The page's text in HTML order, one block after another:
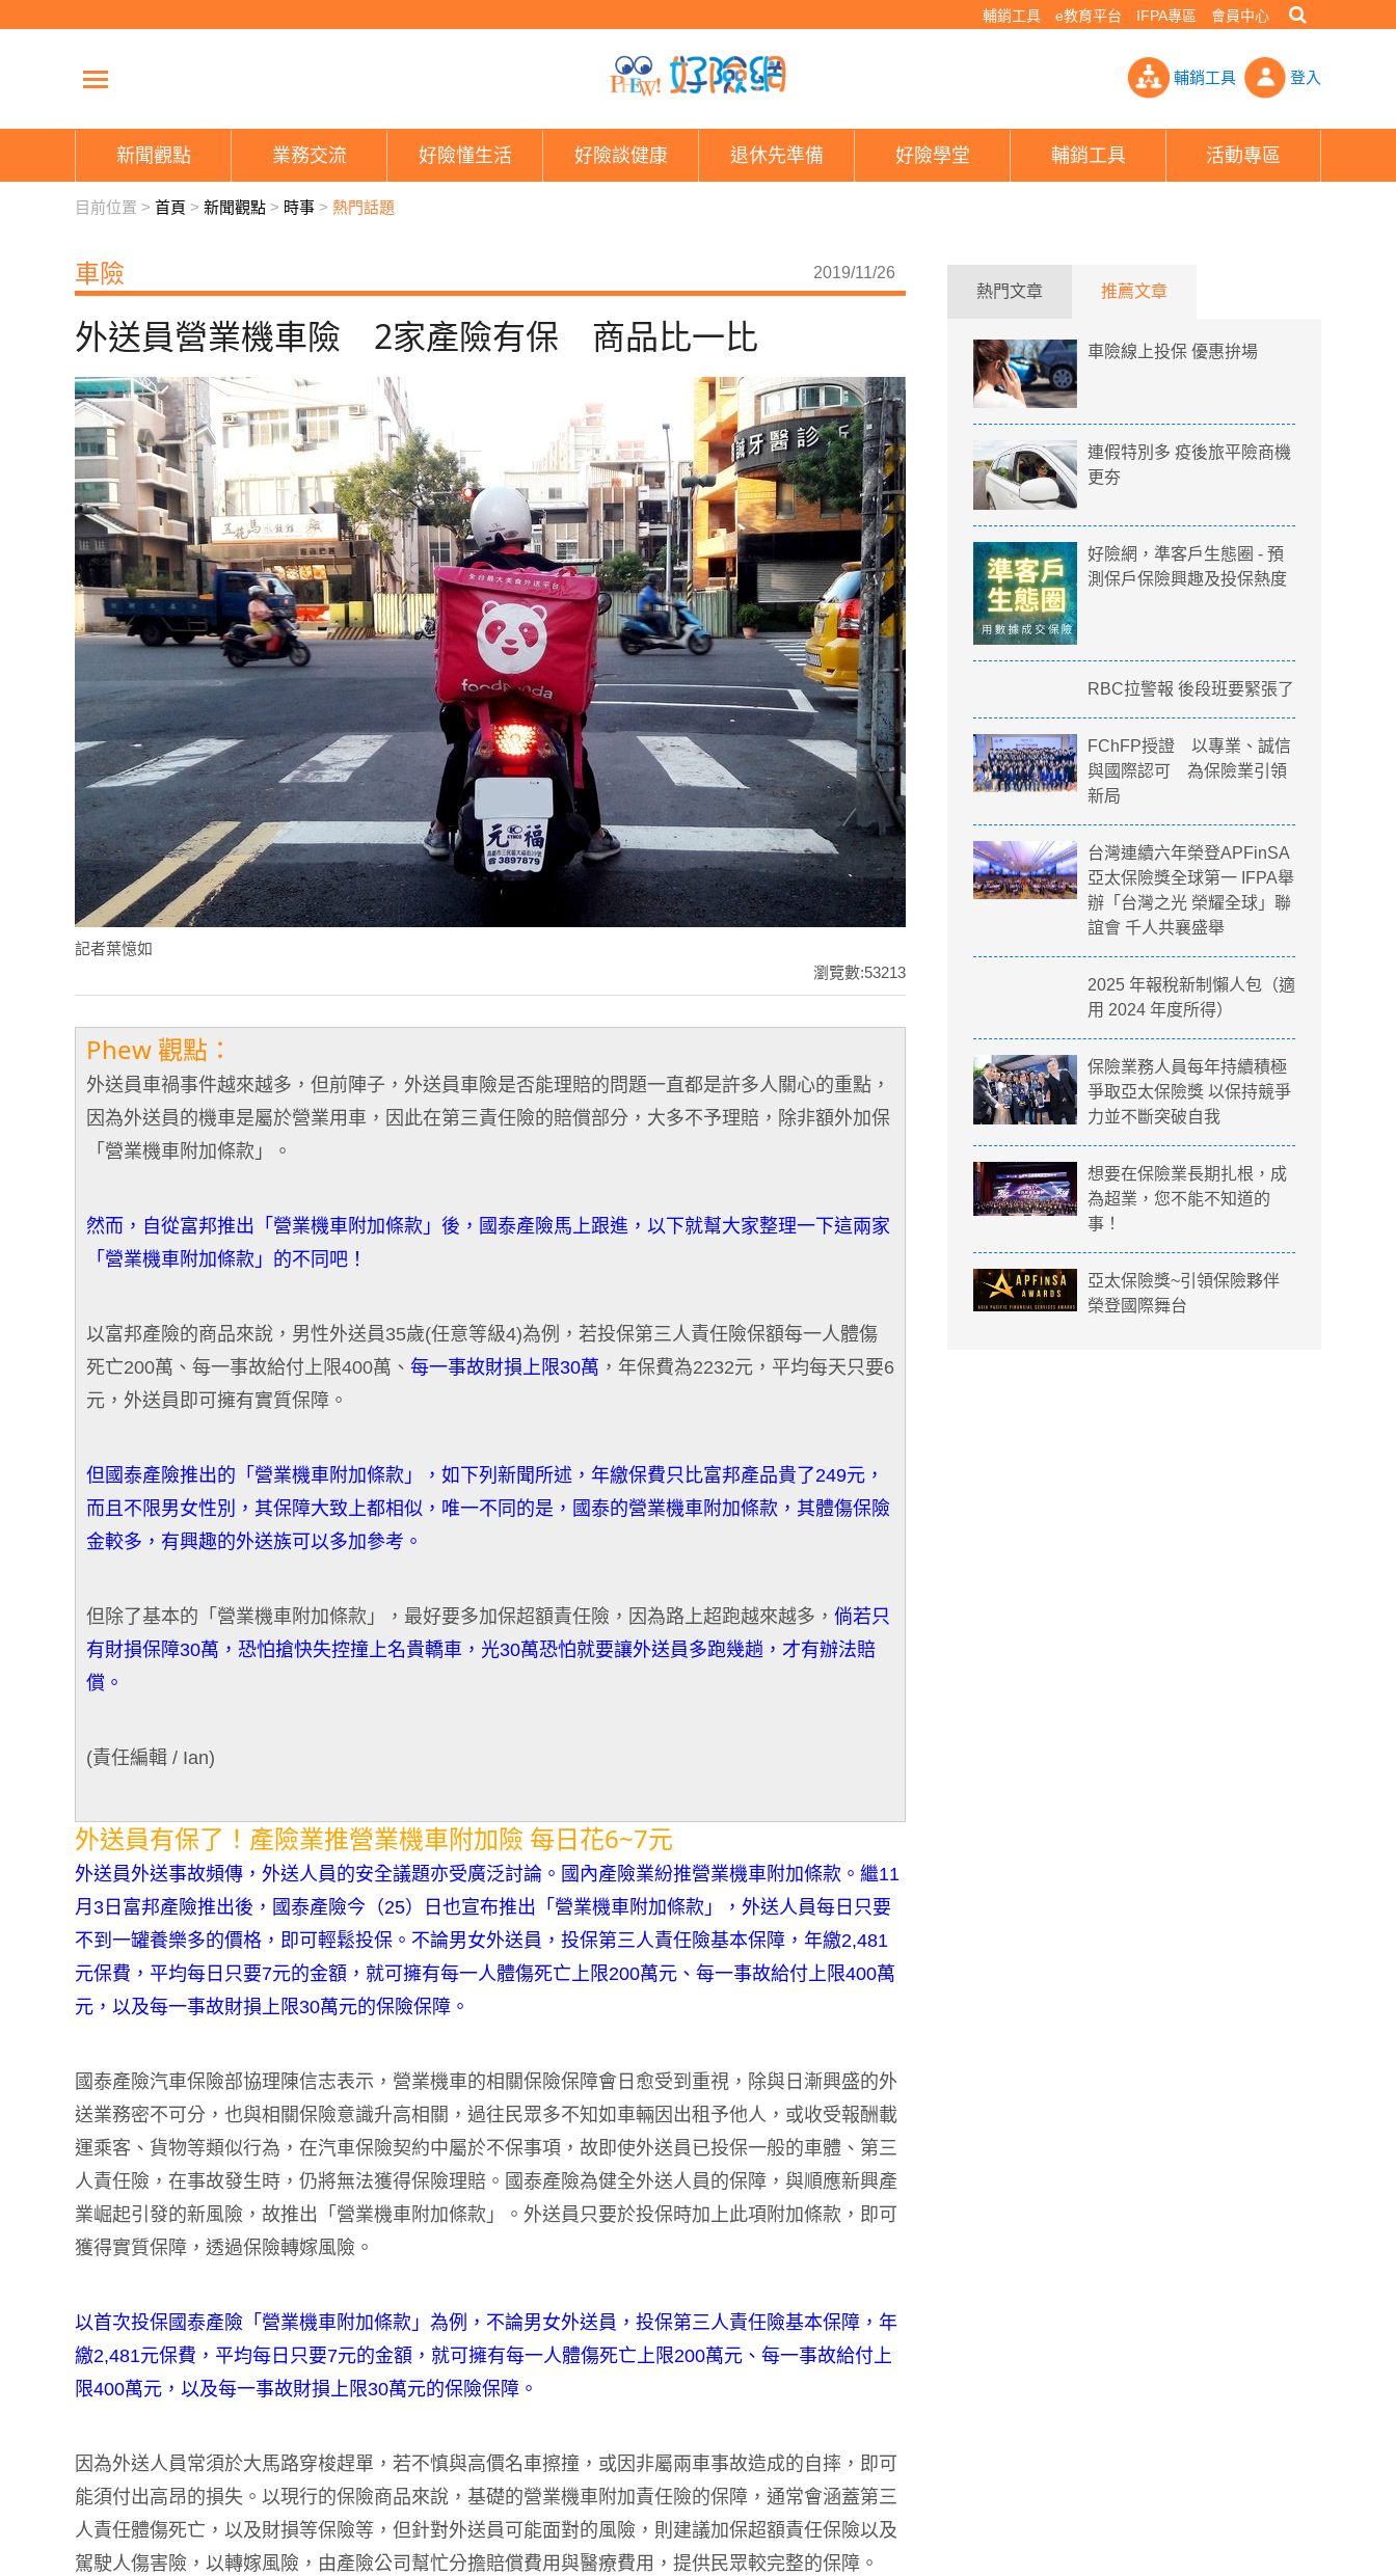
輔銷工具 e教育平台 IFPA專區 會員中心
外送員營業機車險 2家產險有保 商品比一比- PHEW!好險網
輔銷工具 登入
新聞觀點 業務交流 好險懂生活 好險談健康 退休先準備 好險學堂 輔銷工具 活動專區
目前位置 > 首頁 > 新聞觀點 > 時事 > 熱門話題
車險 2019/11/26
外送員營業機車險 2家產險有保 商品比一比
記者葉憶如
瀏覽數:53213
Phew 觀點：
外送員車禍事件越來越多，但前陣子，外送員車險是否能理賠的問題一直都是許多人關心的重點，
因為外送員的機車是屬於營業用車，因此在第三責任險的賠償部分，大多不予理賠，除非額外加保
「營業機車附加條款」。
然而，自從富邦推出「營業機車附加條款」後，國泰產險馬上跟進，以下就幫大家整理一下這兩家
「營業機車附加條款」的不同吧！
以富邦產險的商品來說，男性外送員35歲(任意等級4)為例，若投保第三人責任險保額每一人體傷
死亡200萬、每一事故給付上限400萬、 每一事故財損上限30萬 ，年保費為2232元，平均每天只要6
元，外送員即可擁有實質保障。
但國泰產險推出的「營業機車附加條款」，如下列新聞所述，年繳保費只比富邦產品貴了249元，
而且不限男女性別，其保障大致上都相似，唯一不同的是，國泰的營業機車附加條款，其體傷保險
金較多，有興趣的外送族可以多加參考。
但除了基本的「營業機車附加條款」，最好要多加保超額責任險，因為路上超跑越來越多， 倘若只
有財損保障30萬，恐怕搶快失控撞上名貴轎車，光30萬恐怕就要讓外送員多跑幾趟，才有辦法賠
償。
(責任編輯 / Ian)
外送員有保了！產險業推營業機車附加險 每日花6~7元
外送員外送事故頻傳，外送人員的安全議題亦受廣泛討論。國內產險業紛推營業機車附加條款。繼11
月3日富邦產險推出後，國泰產險今（25）日也宣布推出「營業機車附加條款」，外送人員每日只要
不到一罐養樂多的價格，即可輕鬆投保。不論男女外送員，投保第三人責任險基本保障，年繳2,481
元保費，平均每日只要7元的金額，就可擁有每一人體傷死亡上限200萬元、每一事故給付上限400萬
元，以及每一事故財損上限30萬元的保險保障。
國泰產險汽車保險部協理陳信志表示，營業機車的相關保險保障會日愈受到重視，除與日漸興盛的外
送業務密不可分，也與相關保險意識升高相關，過往民眾多不知如車輛因出租予他人，或收受報酬載
運乘客、貨物等類似行為，在汽車保險契約中屬於不保事項，故即使外送員已投保一般的車體、第三
人責任險，在事故發生時，仍將無法獲得保險理賠。國泰產險為健全外送人員的保障，與順應新興產
業崛起引發的新風險，故推出「營業機車附加條款」。外送員只要於投保時加上此項附加條款，即可
獲得實質保障，透過保險轉嫁風險。
以首次投保國泰產險「營業機車附加條款」為例，不論男女外送員，投保第三人責任險基本保障，年
繳2,481元保費，平均每日只要7元的金額，就可擁有每一人體傷死亡上限200萬元、每一事故給付上
限400萬元，以及每一事故財損上限30萬元的保險保障。
因為外送人員常須於大馬路穿梭趕單，若不慎與高價名車擦撞，或因非屬兩車事故造成的自摔，即可
能須付出高昂的損失。以現行的保險商品來說，基礎的營業機車附加責任險的保障，通常會涵蓋第三
人責任體傷死亡，以及財損等保險等，但針對外送員可能面對的風險，則建議加保超額責任保險以及
駕駛人傷害險，以轉嫁風險，由產險公司幫忙分擔賠償費用與醫療費用，提供民眾較完整的保障。
熱門文章 推薦文章
車險線上投保 優惠拚場
連假特別多 疫後旅平險商機
更夯
好險網，準客戶生態圈 - 預
測保戶保險興趣及投保熱度
RBC拉警報 後段班要緊張了
FChFP授證 以專業、誠信
與國際認可 為保險業引領
新局
台灣連續六年榮登APFinSA
亞太保險獎全球第一 IFPA舉
辦「台灣之光 榮耀全球」聯
誼會 千人共襄盛舉
2025 年報稅新制懶人包（適
用 2024 年度所得）
保險業務人員每年持續積極
爭取亞太保險獎 以保持競爭
力並不斷突破自我
想要在保險業長期扎根，成
為超業，您不能不知道的
事！
亞太保險獎~引領保險夥伴
榮登國際舞台